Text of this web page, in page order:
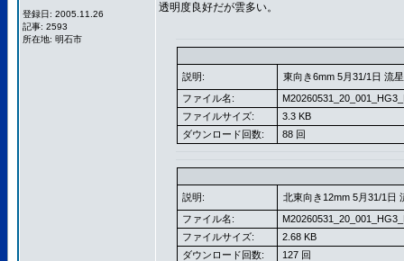
登録日: 2005.11.26
記事: 2593
所在地: 明石市
透明度良好だが雲多い。
説明:
東向き6mm 5月31/1日 流
ファイル名:
ファイルサイズ:
3.3 KB
ダウンロード回数:
88 回
説明:
北東向き12mm 5月31/1日
ファイル名:
ファイルサイズ:
2.68 KB
ダウンロード回数:
127 回